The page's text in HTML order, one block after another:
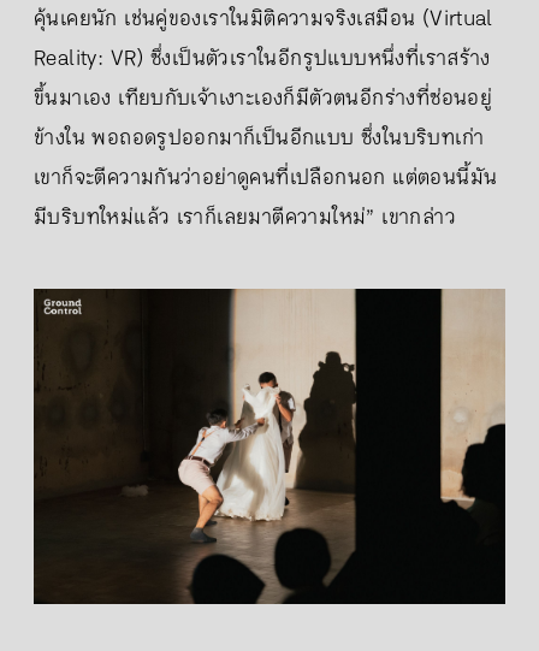
คุ้นเคยนัก เช่นคู่ของเราในมิติความจริงเสมือน (Virtual
Reality: VR) ซึ่งเป็นตัวเราในอีกรูปแบบหนึ่งที่เราสร้าง
ขึ้นมาเอง เทียบกับเจ้าเงาะเองก็มีตัวตนอีกร่างที่ซ่อนอยู่
ข้างใน พอถอดรูปออกมาก็เป็นอีกแบบ ซึ่งในบริบทเก่า
เขาก็จะตีความกันว่าอย่าดูคนที่เปลือกนอก แต่ตอนนี้มัน
มีบริบทใหม่แล้ว เราก็เลยมาตีความใหม่” เขากล่าว